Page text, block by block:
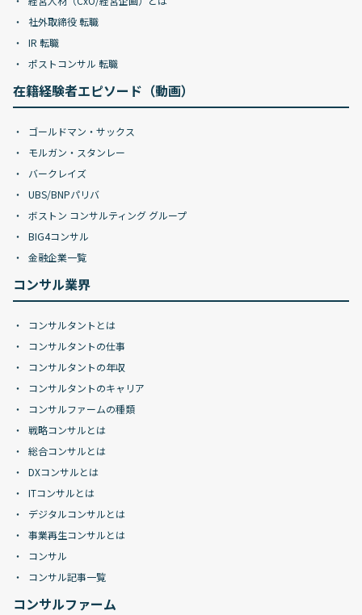
社外取締役 転職
IR 転職
ポストコンサル 転職
在籍経験者エピソード（動画）
ゴールドマン・サックス
モルガン・スタンレー
バークレイズ
UBS/BNPパリバ
ボストン コンサルティング グループ
BIG4コンサル
金融企業一覧
コンサル業界
コンサルタントとは
コンサルタントの仕事
コンサルタントの年収
コンサルタントのキャリア
コンサルファームの種類
戦略コンサルとは
総合コンサルとは
DXコンサルとは
ITコンサルとは
デジタルコンサルとは
事業再生コンサルとは
コンサル
コンサル記事一覧
コンサルファーム